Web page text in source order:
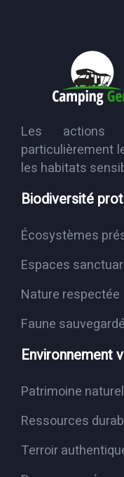
Les actions
particulièrement
les habitats
Biodiversité
Écosystèmes
Espaces
Nature respectée
Faune
Environnement
Patrimoine naturel
Ressources
Terroir